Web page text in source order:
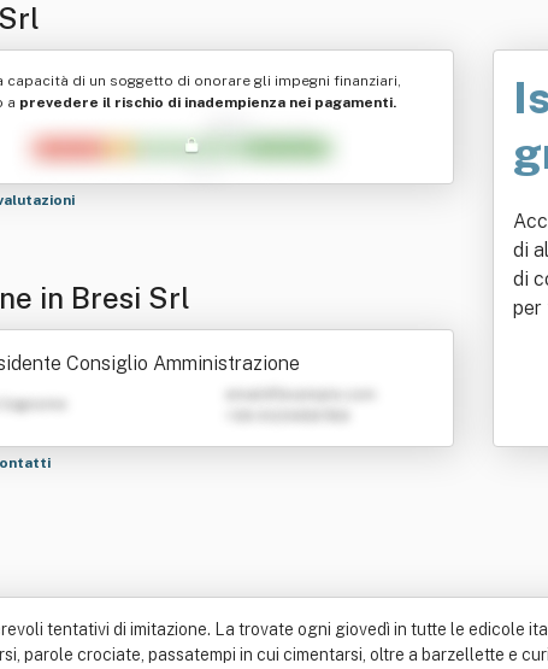
capacità di un soggetto di onorare gli impegni finanziari,
a prevedere il rischio di inadempienza nei pagamenti.
in Bresi Srl
Consiglio Amministrazione
di
di
per
tentativi di imitazione. La trovate ogni giovedì in tutte le edicole
parole crociate, passatempi in cui cimentarsi, oltre a barzellette e